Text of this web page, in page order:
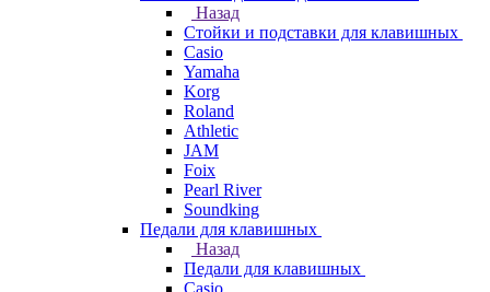
Назад
Стойки и подставки для клавишных
Casio
Yamaha
Korg
Roland
Athletic
JAM
Foix
Pearl River
Soundking
Педали для клавишных
Назад
Педали для клавишных
Casio